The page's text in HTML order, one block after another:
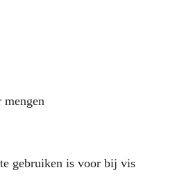
gebruiken is voor bij vis